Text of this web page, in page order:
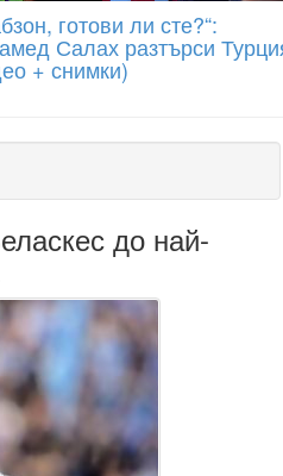
готови ли сте?“:
Салах разтърси
+ снимки)
до най-